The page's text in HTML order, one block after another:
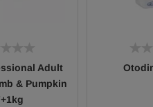
Adult
& Pumpkin